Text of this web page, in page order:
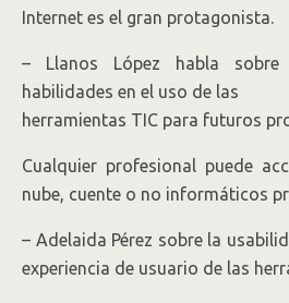
Internet es el gran protagonista.
– Llanos López habla sobre
habilidades en el uso de las
herramientas TIC para futuros
Cualquier profesional puede
nube, cuente o no informáticos
– Adelaida Pérez sobre la
experiencia de usuario de las